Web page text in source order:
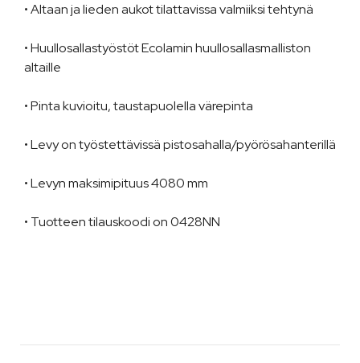
• Altaan ja lieden aukot tilattavissa valmiiksi tehtynä
• Huullosallastyöstöt Ecolamin huullosallasmalliston
altaille
• Pinta kuvioitu, taustapuolella värepinta
• Levy on työstettävissä pistosahalla/pyörösahanterillä
• Levyn maksimipituus 4080 mm
• Tuotteen tilauskoodi on 0428NN